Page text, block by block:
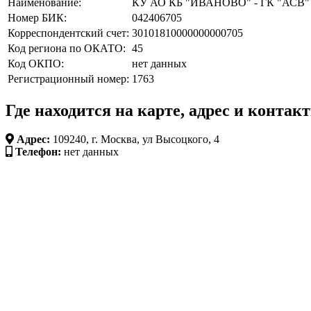
Номер БИК:
042406705
Корреспондентский счет: 30101810000000000705
Код региона по ОКАТО: 45
Код ОКПО:
нет данных
Регистрационный номер: 1763
Где находится на карте, адрес и
Адрес: 109240, г. Москва, ул Высоцкого, 4
Телефон: нет данных